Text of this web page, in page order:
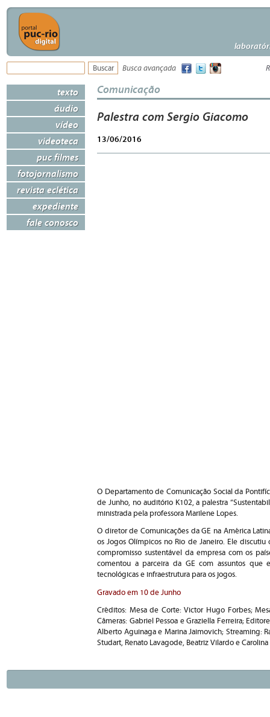
Busca avançada
texto
áudio
vídeo
videoteca
puc filmes
fotojornalismo
revista eclética
expediente
fale conosco
Comunicação
Palestra com Sergio Giacomo
13/06/2016
O Departamento de Comunicação Social da
de Junho, no auditório K102, a palestra
ministrada pela professora Marilene Lopes.
O diretor de Comunicações da GE na América
os Jogos Olímpicos no Rio de Janeiro. Ele
compromisso sustentável da empresa com os
comentou a parceira da GE com assuntos que
tecnológicas e infraestrutura para os jogos.
Gravado em 10 de Junho
Créditos: Mesa de Corte: Victor Hugo Forbes;
Câmeras: Gabriel Pessoa e Graziella Ferreira;
Alberto Aguinaga e Marina Jaimovich; Streaming:
Studart, Renato Lavagode, Beatriz Vilardo e